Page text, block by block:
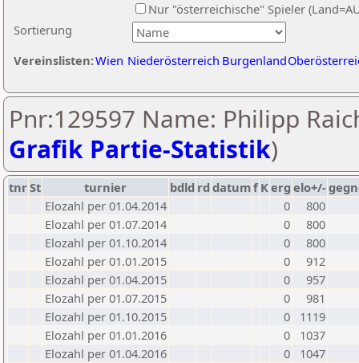
Sortierung
Nur "österreichische" Spieler
Vereinslisten:Wien Niederösterreich Burgenland
Pnr:129597 Name: Philipp
Grafik Partie-Statistik)
tnrSt turnier bdld rd datumf Kerg elo+/-
Elozahl per 01.04.2014
0
800
Elozahl per 01.07.2014
0
800
Elozahl per 01.10.2014
0
800
Elozahl per 01.01.2015
0
912
Elozahl per 01.04.2015
0
957
Elozahl per 01.07.2015
0
981
Elozahl per 01.10.2015
0
1119
Elozahl per 01.01.2016
0
1037
Elozahl per 01.04.2016
0
1047